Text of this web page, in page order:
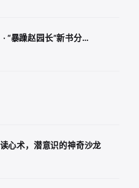
· “暴躁赵园长”新书分…
心术，潜意识的神奇沙龙